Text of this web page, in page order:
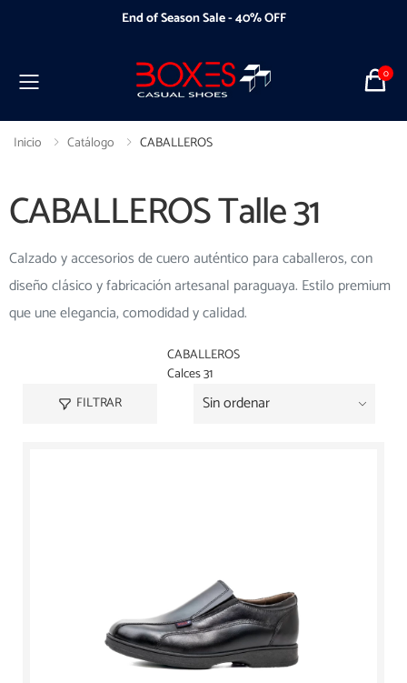
End of Season Sale - 40% OFF
Toggle mobile menu
0
Inicio Catálogo CABALLEROS
CABALLEROS Talle 31
Calzado y accesorios de cuero auténtico para caballeros, con
diseño clásico y fabricación artesanal paraguaya. Estilo premium
que une elegancia, comodidad y calidad.
CABALLEROS
Calces 31
FILTRAR